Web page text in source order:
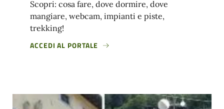
Scopri: cosa fare, dove dormire, dove
mangiare, webcam, impianti e piste,
trekking!
ACCEDI AL PORTALE